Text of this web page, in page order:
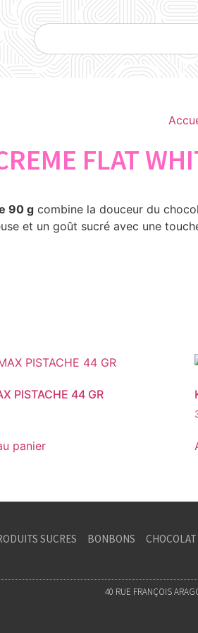
FLAT
90 g combine la douceur du
et un goût sucré avec une
PISTACHE 44 GR
panier
SUCRES BONBONS
40 RUE FRANÇOIS